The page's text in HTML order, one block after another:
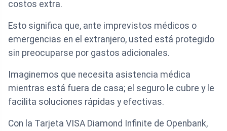
costos extra.
Esto significa que, ante imprevistos médicos o
emergencias en el extranjero, usted está protegido
sin preocuparse por gastos adicionales.
Imaginemos que necesita asistencia médica
mientras está fuera de casa; el seguro le cubre y le
facilita soluciones rápidas y efectivas.
Con la Tarjeta VISA Diamond Infinite de Openbank,